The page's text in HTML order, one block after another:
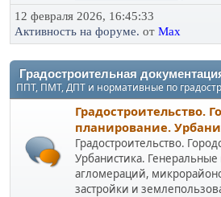
12 февраля 2026, 16:45:33
Активность на форуме. от Max
Градостроительная
ППТ, ПМТ, ДПТ и нормативные по
Градостроительство.
планирование.
Градостроительство.
Урбанистика.
агломераций,
застройки и